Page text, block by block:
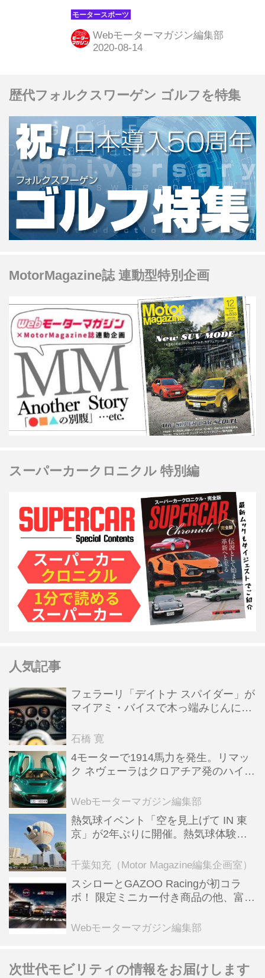
ら、ホンダ勢もふくめて全車がソ...
を駆って、レッドブル・ホンダはどう
戦うのか。フリー走行1回目は、いよ
いよ14日金曜日11時（日本時間19時）
が続いていたレッドブル・ホンダのマ
ックス・フェルスタッペンが、前戦70
周年記念GPでついにメルセデスAMG
を破って快勝。その勢いのまま第6戦
スペインGPにのぞむ。 レッドブル・
ホンダにとって、スペインGPは非常
に重要なレースとなる。もし連勝する
ことができれば一気にチャンピオン争
いの流れを変えることで...
Webモーターマガジン編集部
歴代フォルクスワーゲン ゴルフを特集
MotorMagazine誌 連動型特別企画
スーパーカークロニクル 特別編
人気記事
フェラーリ「デイトナ スパイダー」が
マイアミ・バイスで木っ端みじんにな
石橋 寛
4モーターで1914馬力を発生。リマッ
ク ネヴェーラはクロアチア発のハイパ
全版／115】
Webモーターマガジン編集部
熱気球イベント「空を見上げて IN 東
京」が2年ぶりに開催。熱気球体験搭
ンテンツも
千葉知充（Motor Magazine編集企画室）
スシローとGAZOO Racingが初コラ
ボ！ 限定ミニカー付き商品の他、富士
る抽選企画などを展開
Webモーターマガジン編集部
次世代モビリティの情報をお届けします